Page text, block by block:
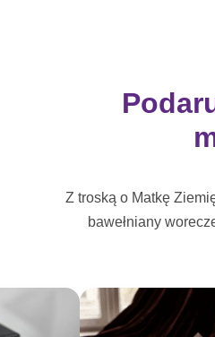
Z troską o Matkę
bawełniany